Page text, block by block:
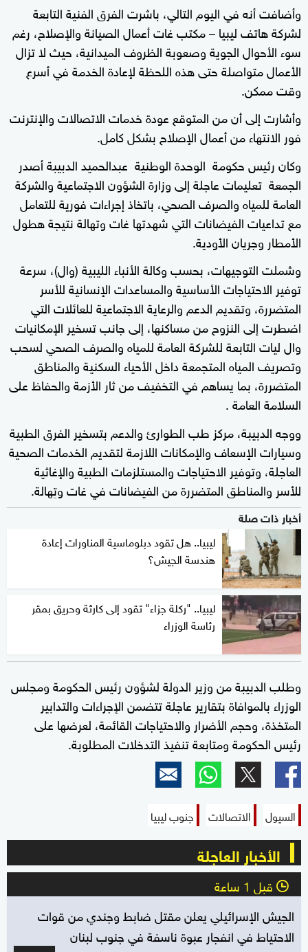
وأضافت أنه في اليوم التالي، باشرت الفرق الفنية التابعة
لشركة هاتف ليبيا – مكتب غات أعمال الصيانة والإصلاح، رغم
سوء الأحوال الجوية وصعوبة الظروف الميدانية، حيث لا تزال
الأعمال متواصلة حتى هذه اللحظة لإعادة الخدمة في أسرع
وقت ممكن.
وأشارت إلى أن من المتوقع عودة خدمات الاتصالات والإنترنت
فور الانتهاء من أعمال الإصلاح بشكل كامل.
وكان رئيس حكومة الوحدة الوطنية عبدالحميد الدبيبة أصدر
الجمعة تعليمات عاجلة إلى وزارة الشؤون الاجتماعية والشركة
العامة للمياه والصرف الصحي، باتخاذ إجراءات فورية للتعامل
مع تداعيات الفيضانات التي شهدتها غات وتهالة نتيجة هطول
الأمطار وجريان الأودية.
وشملت التوجيهات، بحسب وكالة الأنباء الليبية (وال)، سرعة
توفير الاحتياجات الأساسية والمساعدات الإنسانية للأسر
المتضررة، وتقديم الدعم والرعاية الاجتماعية للعائلات التي
اضطرت إلى النزوح من مساكنها، إلى جانب تسخير الإمكانيات
وال ليات التابعة للشركة العامة للمياه والصرف الصحي لسحب
وتصريف المياه المتجمعة داخل الأحياء السكنية والمناطق
المتضررة، بما يساهم في التخفيف من ثار الأزمة والحفاظ على
السلامة العامة .
ووجه الدبيبة، مركز طب الطوارئ والدعم بتسخير الفرق الطبية
وسيارات الإسعاف والإمكانات اللازمة لتقديم الخدمات الصحية
العاجلة، وتوفير الاحتياجات والمستلزمات الطبية والإغاثية
للأسر والمناطق المتضررة من الفيضانات في غات وتِهالة.
أخبار ذات صلة
ليبيا.. هل تقود دبلوماسية المناورات إعادة
هندسة الجيش؟
ليبيا.. "ركلة جزاء" تقود إلى كارثة وحريق بمقر
رئاسة الوزراء
وطلب الدبيبة من وزير الدولة لشؤون رئيس الحكومة ومجلس
الوزراء بالموافاة بتقارير عاجلة تتضمن الإجراءات والتدابير
المتخذة، وحجم الأضرار والاحتياجات القائمة، لعرضها على
رئيس الحكومة ومتابعة تنفيذ التدخلات المطلوبة.
السيول الاتصالات جنوب ليبيا
الأخبار العاجلة
l قبل 1 ساعة
الجيش الإسرائيلي يعلن مقتل ضابط وجندي من قوات
الاحتياط في انفجار عبوة ناسفة في جنوب لبنان